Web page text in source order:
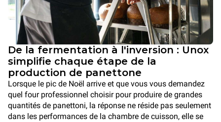
De la fermentation à l'inversion : Unox
simplifie chaque étape de la
production de panettone
Lorsque le pic de Noël arrive et que vous vous demandez
quel four professionnel choisir pour produire de grandes
quantités de panettoni, la réponse ne réside pas seulement
dans les performances de la chambre de cuisson, elle se